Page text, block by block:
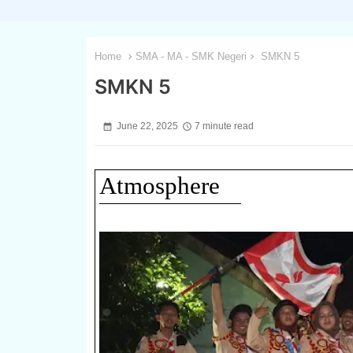
Home SMA - MA - SMK Negeri SMKN 5
SMKN 5
June 22, 2025 7 minute read
Atmosphere